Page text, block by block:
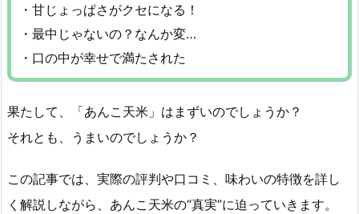
・甘じょっぱさがクセになる！
・最中じゃないの？なんか変…
・口の中が幸せで満たされた
果たして、「あんこ天米」はまずいのでしょうか？
それとも、うまいのでしょうか？
この記事では、実際の評判や口コミ、味わいの特徴を詳し
く解説しながら、あんこ天米の“真実”に迫っていきます。